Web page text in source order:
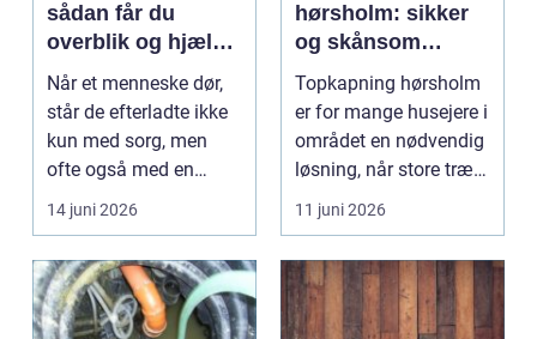
sådan får du
overblik og hjælp i
en svær tid
Når et menneske dør,
står de efterladte ikke
kun med sorg, men
ofte også med en
praktisk opgave: bol...
14 juni 2026
hørsholm: sikker
og skånsom
fældning af store
træer
Topkapning hørsholm
er for mange husejere i
området en nødvendig
løsning, når store træer
skaber utr...
11 juni 2026